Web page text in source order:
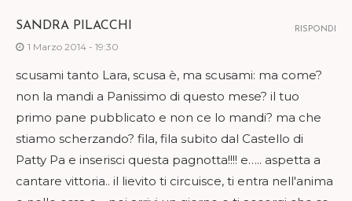
SANDRA PILACCHI
1 Marzo 2014 - 19:30
scusami tanto Lara, scusa è, ma scusami: ma come?
non la mandi a Panissimo di questo mese? il tuo
primo pane pubblicato e non ce lo mandi? ma che
stiamo scherzando? fila, fila subito dal Castello di
Patty Pa e inserisci questa pagnotta!!!! e….. aspetta a
cantare vittoria.. il lievito ti circuisce, ti entra nell'anima
RISPONDI